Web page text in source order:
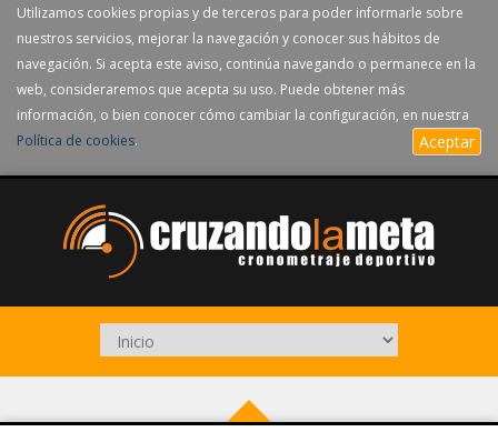
Utilizamos cookies propias y de terceros para poder informarle sobre
nuestros servicios, mejorar la navegación y conocer sus hábitos de
navegación. Si acepta este aviso, continúa navegando o permanece en la
web, consideraremos que acepta su uso. Puede obtener más
información, o bien conocer cómo cambiar la configuración, en nuestra
Política de cookies. Aceptar